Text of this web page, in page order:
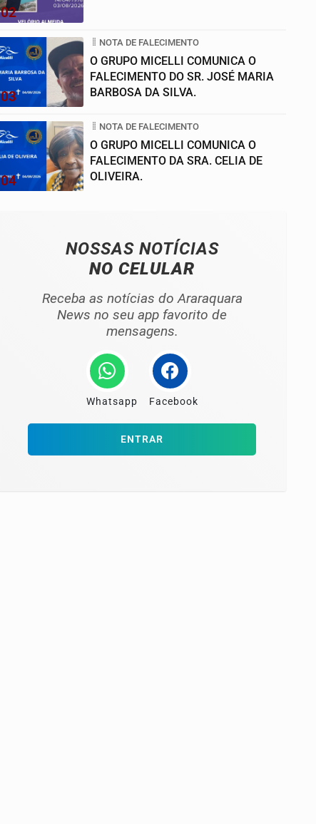
02
03
NOTA DE FALECIMENTO
O GRUPO MICELLI COMUNICA O
FALECIMENTO DO SR. JOSÉ MARIA
BARBOSA DA SILVA.
04
NOTA DE FALECIMENTO
O GRUPO MICELLI COMUNICA O
FALECIMENTO DA SRA. CELIA DE
OLIVEIRA.
NOSSAS NOTÍCIAS
NO CELULAR
Receba as notícias do Araraquara
News no seu app favorito de
mensagens.
Whatsapp Facebook
ENTRAR